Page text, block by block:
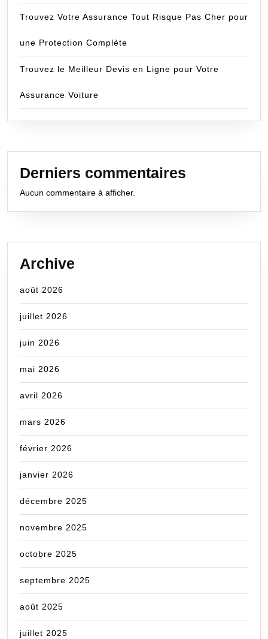
Trouvez Votre Assurance Tout Risque Pas Cher pour
une Protection Complète
Trouvez le Meilleur Devis en Ligne pour Votre
Assurance Voiture
Derniers commentaires
Aucun commentaire à afficher.
Archive
août 2026
juillet 2026
juin 2026
mai 2026
avril 2026
mars 2026
février 2026
janvier 2026
décembre 2025
novembre 2025
octobre 2025
septembre 2025
août 2025
juillet 2025